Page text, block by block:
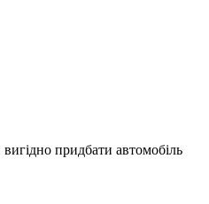
придбати автомобіль